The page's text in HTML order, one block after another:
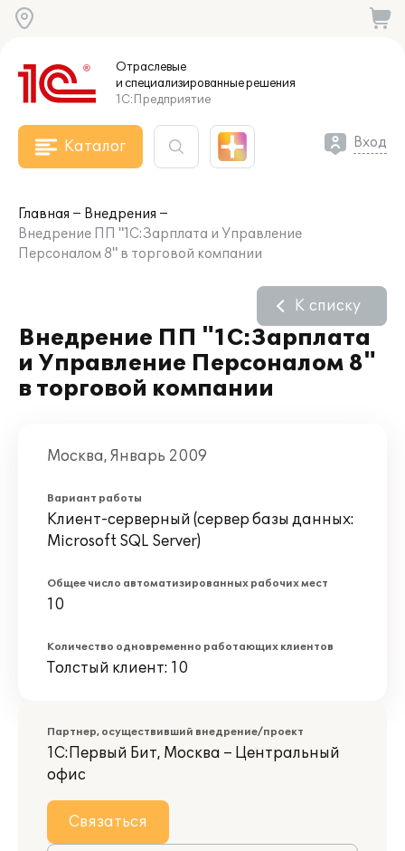
Отраслевые
и специализированныерешения
1С:Предприятие
Каталог Вход
Главная
Внедрения
Внедрение ПП "1С:Зарплата и Управление
Персоналом 8" в торговой компании
Внедрение ПП "1С:Зарплата
и Управление Персоналом 8"
в торговой компании
К списку
Москва, Январь 2009
Вариант работы
Клиент-серверный (сервер базы данных:
Microsoft SQL Server)
Общее число автоматизированных рабочих мест
10
Количество одновременно работающих клиентов
Толстый клиент: 10
Партнер, осуществивший внедрение/проект
1С:Первый Бит, Москва – Центральный
офис
Связаться